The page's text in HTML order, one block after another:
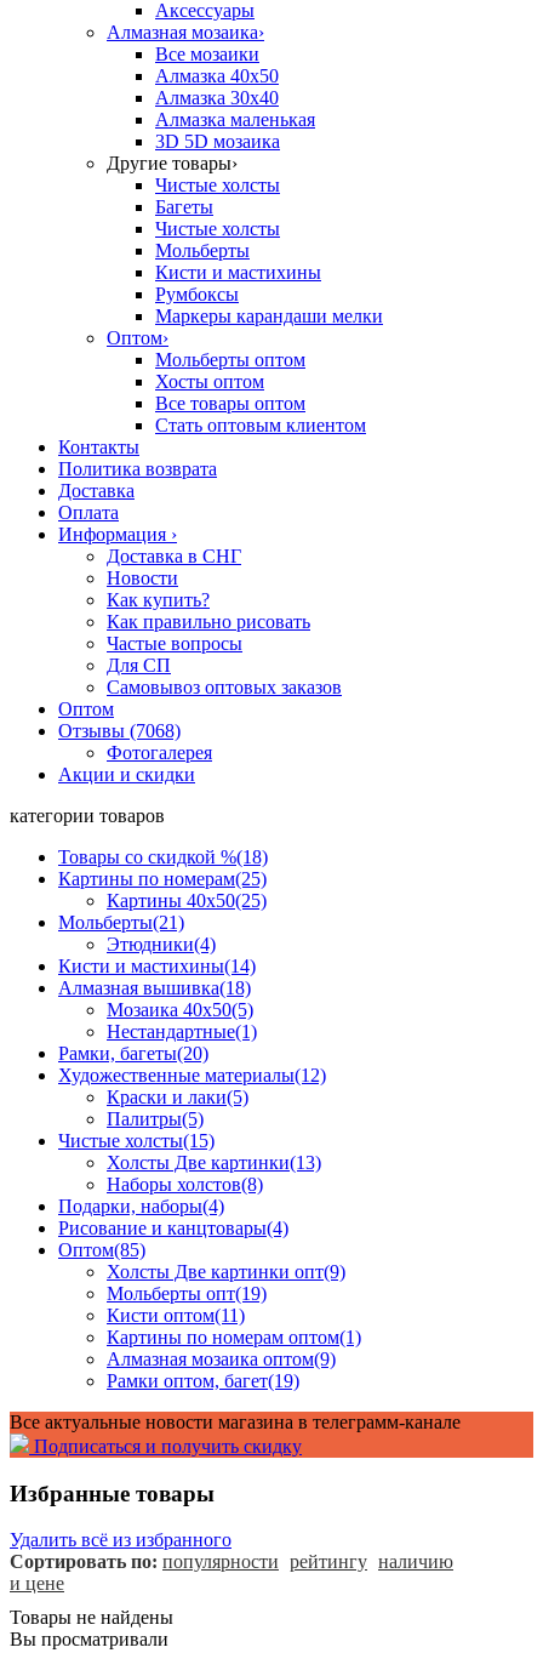
Аксессуары
Алмазная мозаика›
Все мозаики
Алмазка 40х50
Алмазка 30х40
Алмазка маленькая
3D 5D мозаика
Другие товары›
Чистые холсты
Багеты
Чистые холсты
Мольберты
Кисти и мастихины
Румбоксы
Маркеры карандаши мелки
Оптом›
Мольберты оптом
Хосты оптом
Все товары оптом
Стать оптовым клиентом
Контакты
Политика возврата
Доставка
Оплата
Информация ›
Доставка в СНГ
Новости
Как купить?
Как правильно рисовать
Частые вопросы
Для СП
Самовывоз оптовых заказов
Оптом
Отзывы (7068)
Фотогалерея
Акции и скидки
категории товаров
Товары со скидкой %(18)
Картины по номерам(25)
Картины 40x50(25)
Мольберты(21)
Этюдники(4)
Кисти и мастихины(14)
Алмазная вышивка(18)
Мозаика 40x50(5)
Нестандартные(1)
Рамки, багеты(20)
Художественные материалы(12)
Краски и лаки(5)
Палитры(5)
Чистые холсты(15)
Холсты Две картинки(13)
Наборы холстов(8)
Подарки, наборы(4)
Рисование и канцтовары(4)
Оптом(85)
Холсты Две картинки опт(9)
Мольберты опт(19)
Кисти оптом(11)
Картины по номерам оптом(1)
Алмазная мозаика оптом(9)
Рамки оптом, багет(19)
Все актуальные новости магазина в телеграмм-канале
Подписаться и получить скидку
Избранные товары
Удалить всё из избранного
Сортировать по: популярности рейтингу наличию
и цене
Товары не найдены
Вы просматривали